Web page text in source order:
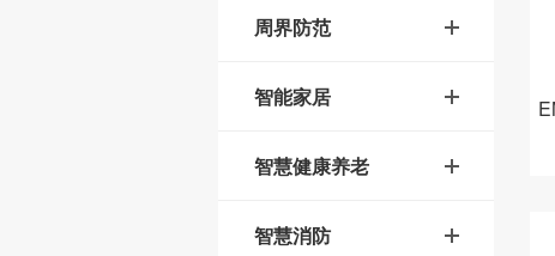
周界防范
智能家居
智慧健康养老
智慧消防